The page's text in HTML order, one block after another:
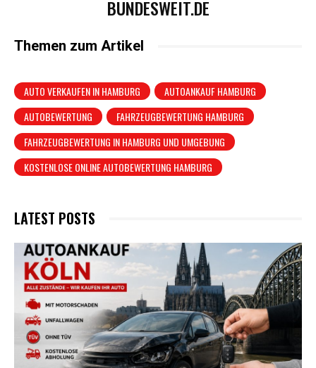
BUNDESWEIT.DE
Themen zum Artikel
AUTO VERKAUFEN IN HAMBURG
AUTOANKAUF HAMBURG
AUTOBEWERTUNG
FAHRZEUGBEWERTUNG HAMBURG
FAHRZEUGBEWERTUNG IN HAMBURG UND UMGEBUNG
KOSTENLOSE ONLINE AUTOBEWERTUNG HAMBURG
LATEST POSTS